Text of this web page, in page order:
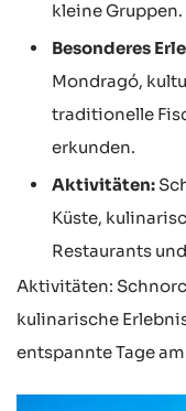
kleine Gruppen.
Besonderes
Mondragó,
traditionelle
erkunden.
Aktivitäten:
Küste,
Restaurants
Aktivitäten:
kulinarische
entspannte Tage